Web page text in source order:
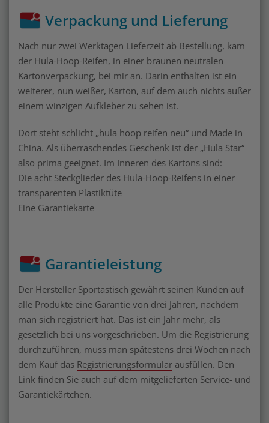
Verpackung und Lieferung
Nach nur zwei Werktagen Lieferzeit ab Bestellung, kam
der Hula-Hoop-Reifen, in einer braunen neutralen
Kartonverpackung, bei mir an. Darin enthalten ist ein
weiterer, nun weißer, Karton, auf dem auch nichts außer
einem winzigen Aufkleber zu sehen ist.
Dort steht schlicht „hula hoop reifen neu“ und Made in
China. Als überraschendes Geschenk ist der „Hula Star“
also prima geeignet. Im Inneren des Kartons sind:
Die acht Steckglieder des Hula-Hoop-Reifens in einer
transparenten Plastiktüte
Eine Garantiekarte
Garantieleistung
Der Hersteller Sportastisch gewährt seinen Kunden auf
alle Produkte eine Garantie von drei Jahren, nachdem
man sich registriert hat. Das ist ein Jahr mehr, als
gesetzlich bei uns vorgeschrieben. Um die Registrierung
durchzuführen, muss man spätestens drei Wochen nach
dem Kauf das Registrierungsformular ausfüllen. Den
Link finden Sie auch auf dem mitgelieferten Service- und
Garantiekärtchen.